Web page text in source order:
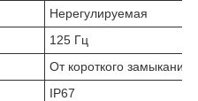
Нерегулируемая
125 Гц
От короткого замыкания
IP67